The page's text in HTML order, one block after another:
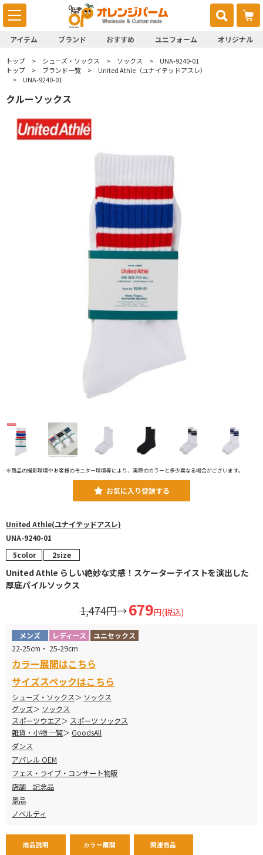
アイテム ブランド おすすめ ユニフォーム オリジナル
トップ シューズ・ソックス ソックス
UNA-9240-01
トップ
ブランド一覧
United Athle（ユナイテッドアスレ）
UNA-9240-01
クルーソックス
※商品の撮影環境やお客様のモニター環境等により、実際のカラーと多少異なる場合がございます。
お気に入り登録する
United Athle(ユナイテッドアスレ)
UNA-9240-01
5color 2size
United Athle らしい絶妙な丈感！スケーターテイストを演出した
厚底パイルソックス
1,474円→679円(税込)
メンズ レディース ユニセックス
22-25cm・ 25-29cm
カラー展開はこちら
サイズスペックはこちら
シューズ・ソックス
ソックス
グッズ
ソックス
スポーツウエア
スポーツ ソックス
雑貨・小物 一覧
GoodsAll
ダンス
アパレル OEM
フェス・ライブ・コンサート物販
店舗 記念品
景品
ノベルティ
商品説明 カラー展開 関連商品